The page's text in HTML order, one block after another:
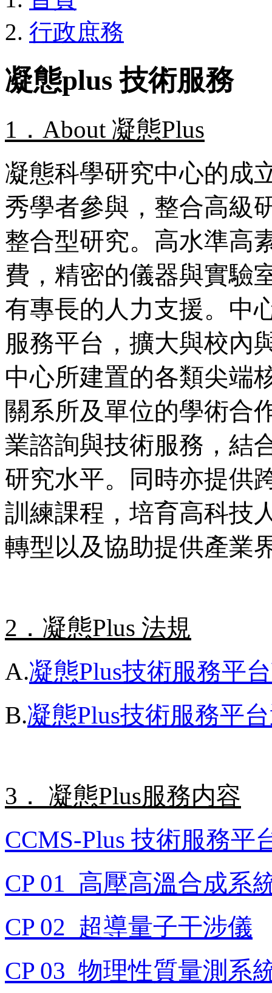
行政庶務
凝態plus 技術服務
1． About 凝態Plus
凝態科學研究中心的成
秀學者參與，整合高級
整合型研究。高水準高
費，精密的儀器與實驗
有專長的人力支援。中
服務平台，擴大與校內
中心所建置的各類尖端
關系所及單位的學術合
業諮詢與技術服務，結
研究水平。同時亦提供
訓練課程，培育高科技
轉型以及協助提供產業
2．凝態Plus 法規
A.凝態Plus技術服務平
B.凝態Plus技術服務平
3． 凝態Plus服務内容
CCMS-Plus 技術服務平
CP 01_高壓高溫合成系
CP 02_超導量子干涉儀
CP 03_物理性質量測系